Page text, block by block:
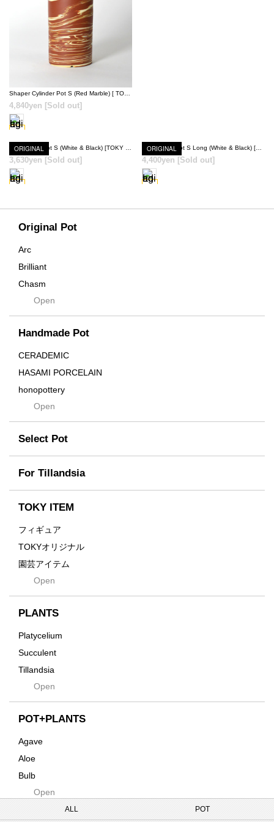
Original Pot
Arc
Brilliant
Chasm
Contra
Cream
Crown
Distortion
Drop
DUNE
Flames
For
Former
Fused
Earth
emeth
Enhance
Grid
Hagakure
Innocence
Kodama
Native
Progress
Quartz
RAKU
Open
Handmade Pot
CERADEMIC
HASAMI PORCELAIN
honopottery
nocturne
tamanhayat
TETSUYA OZAWA
Scratch
Takehiro Ito
Yuya Iha
Open
Select Pot
For Tillandsia
TOKY ITEM
フィギュア
TOKYオリジナル
園芸アイテム
土・化粧石・活力剤
インテリア・デザイン雑貨
Tシャツ・バッグ
その他
Open
PLANTS
Platycelium
Succulent
Tillandsia
SeedsOpen
POT+PLANTS
Agave
Aloe
Bulb
CactusOpen
SOLD OUT
Shaper Cylinder Pot S (Red Marble) [ TOKY 10th Anniversary Model ]
4,840yen [Sold out]
ORIGINAL Shaper Biri Pot S (White & Black) [TOKY 10th Anniversary Revival Model]
3,630yen [Sold out]
ORIGINAL Shaper Biri Pot S Long (White & Black) [TOKY 10th Anniversary Revival Model]
4,400yen [Sold out]
ALL POT